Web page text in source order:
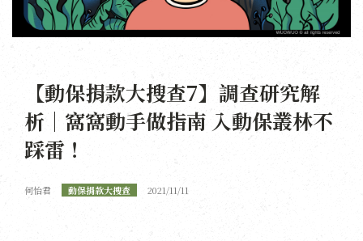
【動保捐款大搜查7】調查研究解
析｜窩窩動手做指南 入動保叢林不
踩雷！
何怡君 動保捐款大搜查 2021/11/11